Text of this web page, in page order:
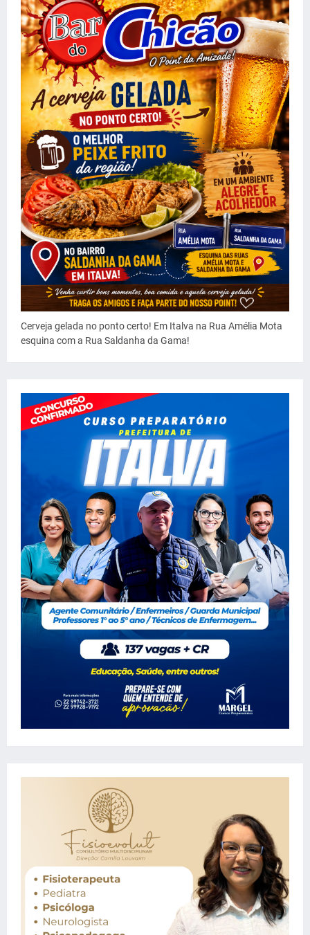
Cerveja gelada no ponto certo! Em Italva na Rua Amélia Mota
esquina com a Rua Saldanha da Gama!